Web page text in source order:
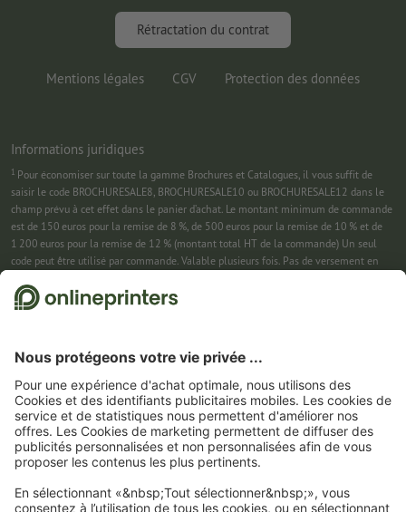
Marketing & Insights
Rétractation du contrat
Mentions légales CGV Protection des données
Informations juridiques
1 Pour économiser sur toute la gamme Brochures et Catalogues, il vous suffit de
saisir le code BROCHURESALE8, BROCHURESALE10 ou BROCHURESALE12 dans le
champ prévu à cet effet dans le panier d’achat. Le montant minimum de commande
est de 150 euros pour la remise de 8 %, de 500 euros pour la remise de 10 % et de
1 200 euros pour la remise de 12 % (montant total HT de la commande) Un seul
code peut être utilisé par commande. Valable plusieurs fois. Pas de versement en
31/08/2026 inclus.
montant minimum pour la commande. Valable plusieurs fois. Pas de versement en
31/08/2026 inclus.
3Dans un premier temps, nous vous enverrons un e-mail contenant un lien de
confirmation de votre inscription à la newsletter. Ce n’est qu’après avoir cliqué
dessus que vous recevrez votre code de remise et notre newsletter. Vous pouvez bien
entendu vous désinscrire à tout moment. Montant maximal de la remise : 150 € sur
le montant de la commande (HT). Valable une seule fois. Pas de montant minimum
pour la commande. Pas de versement en espèces. Offre non cumulable avec d’autres